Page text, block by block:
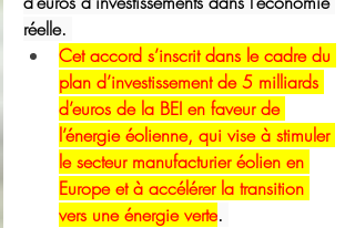
réelle.
Cet accord s’inscrit dans le cadre du
plan d’investissement de 5 milliards
d’euros de la BEI en faveur de
l’énergie éolienne, qui vise à stimuler
le secteur manufacturier éolien en
Europe et à accélérer la transition
vers une énergie verte.